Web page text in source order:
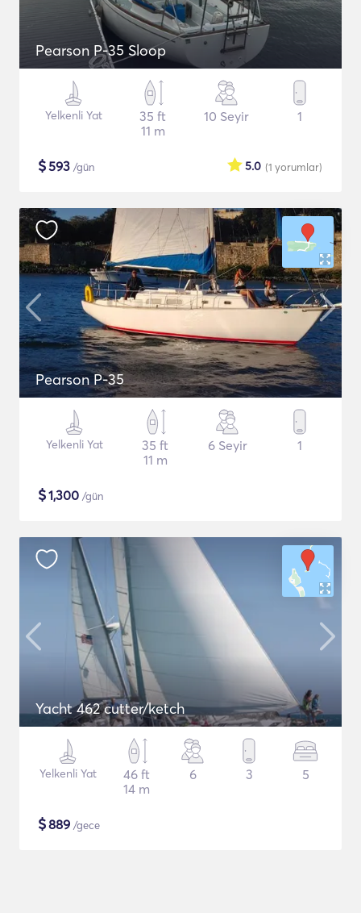
Pearson P-35 Sloop
Yelkenli Yat
35 ft
11 m
10 Seyir 1
$593 /gün (1 yorumlar)
5.0
Pearson P-35
Yelkenli Yat
35 ft
11 m
6 Seyir 1
$1,300 /gün
Yacht 462 cutter/ketch
Yelkenli Yat
46 ft
14 m
6 3 5
$889 /gece